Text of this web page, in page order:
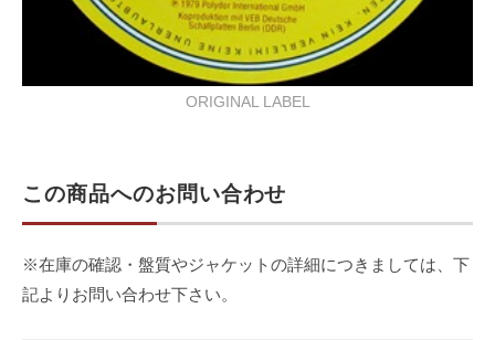
ORIGINAL LABEL
この商品へのお問い合わせ
※在庫の確認・盤質やジャケットの詳細につきましては、下
記よりお問い合わせ下さい。